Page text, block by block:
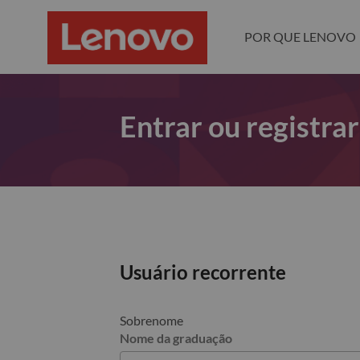
POR QUE LENOVO
Entrar ou
Usuário recorrente
Sobrenome
Nome da graduação